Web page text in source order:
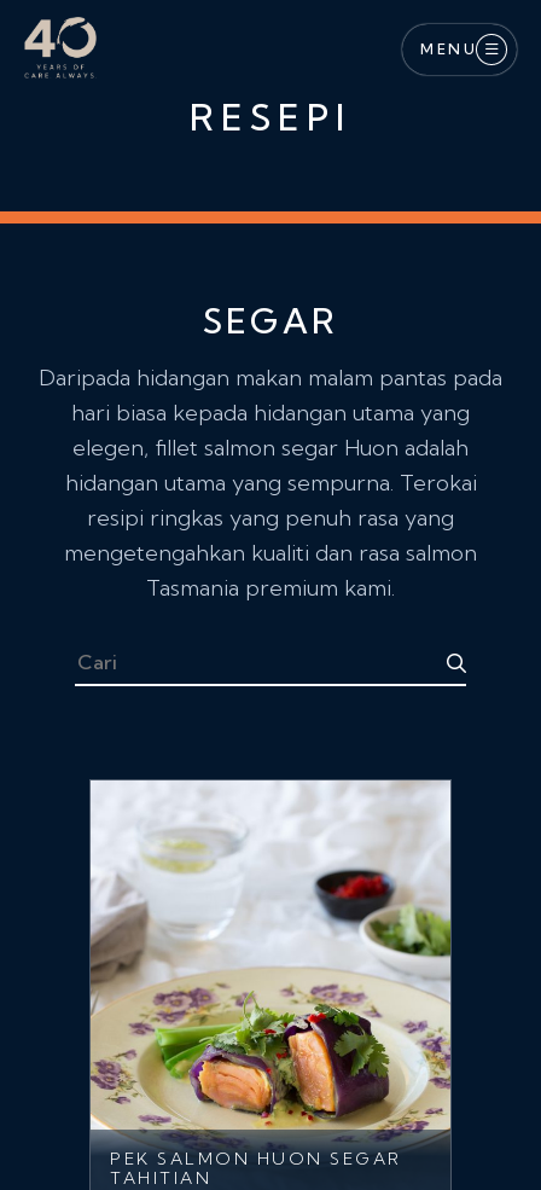
Langkau ke kandungan utama
MENU
RESEPI
SEGAR
Daripada hidangan makan malam pantas pada
hari biasa kepada hidangan utama yang
elegen, fillet salmon segar Huon adalah
hidangan utama yang sempurna. Terokai
resipi ringkas yang penuh rasa yang
mengetengahkan kualiti dan rasa salmon
Tasmania premium kami.
Cari
PEK SALMON HUON SEGAR
TAHITIAN